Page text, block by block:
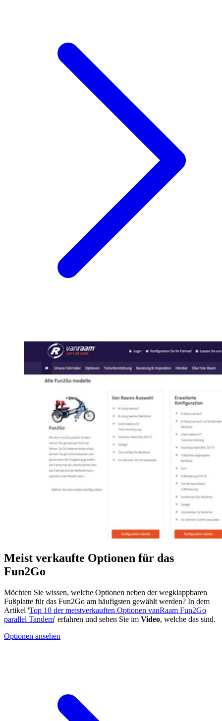
Meist verkaufte Optionen für das
Fun2Go
Möchten Sie wissen, welche Optionen neben der wegklappbaren
Fußplatte für das Fun2Go am häufigsten gewählt werden? In dem
Artikel 'Top 10 der meistverkauften Optionen vanRaam Fun2Go
parallel Tandem' erfahren und sehen Sie im Video, welche das sind.
Optionen ansehen